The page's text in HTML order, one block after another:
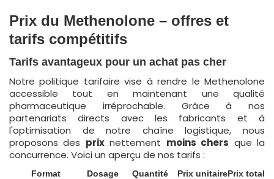
Prix du Methenolone – offres et
tarifs compétitifs
Tarifs avantageux pour un achat pas cher
Notre politique tarifaire vise à rendre le Methenolone
accessible tout en maintenant une qualité
pharmaceutique irréprochable. Grâce à nos
partenariats directs avec les fabricants et à
l'optimisation de notre chaîne logistique, nous
proposons des prixnettement moins chers que la
concurrence. Voici un aperçu de nos tarifs :
Format Dosage Quantité Prix unitairePrix total